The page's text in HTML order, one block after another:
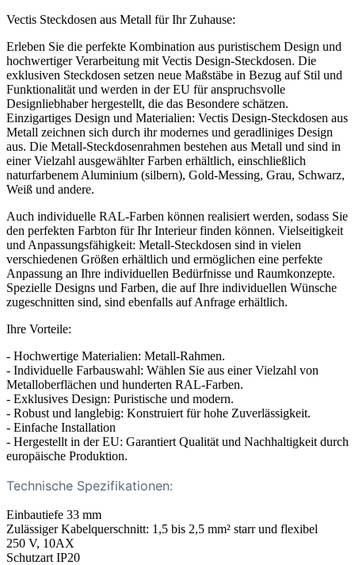
Vectis Steckdosen aus Metall für Ihr Zuhause:
Erleben Sie die perfekte Kombination aus puristischem Design und
hochwertiger Verarbeitung mit Vectis Design-Steckdosen. Die
exklusiven Steckdosen setzen neue Maßstäbe in Bezug auf Stil und
Funktionalität und werden in der EU für anspruchsvolle
Designliebhaber hergestellt, die das Besondere schätzen.
Einzigartiges Design und Materialien: Vectis Design-Steckdosen aus
Metall zeichnen sich durch ihr modernes und geradliniges Design
aus. Die Metall-Steckdosenrahmen bestehen aus Metall und sind in
einer Vielzahl ausgewählter Farben erhältlich, einschließlich
naturfarbenem Aluminium (silbern), Gold-Messing, Grau, Schwarz,
Weiß und andere.
Auch individuelle RAL-Farben können realisiert werden, sodass Sie
den perfekten Farbton für Ihr Interieur finden können. Vielseitigkeit
und Anpassungsfähigkeit: Metall-Steckdosen sind in vielen
verschiedenen Größen erhältlich und ermöglichen eine perfekte
Anpassung an Ihre individuellen Bedürfnisse und Raumkonzepte.
Spezielle Designs und Farben, die auf Ihre individuellen Wünsche
zugeschnitten sind, sind ebenfalls auf Anfrage erhältlich.
Ihre Vorteile:
- Hochwertige Materialien: Metall-Rahmen.
- Individuelle Farbauswahl: Wählen Sie aus einer Vielzahl von
Metalloberflächen und hunderten RAL-Farben.
- Exklusives Design: Puristische und modern.
- Robust und langlebig: Konstruiert für hohe Zuverlässigkeit.
- Einfache Installation
- Hergestellt in der EU: Garantiert Qualität und Nachhaltigkeit durch
europäische Produktion.
Technische Spezifikationen:
Einbautiefe 33 mm
Zulässiger Kabelquerschnitt: 1,5 bis 2,5 mm² starr und flexibel
250 V, 10AX
Schutzart IP20